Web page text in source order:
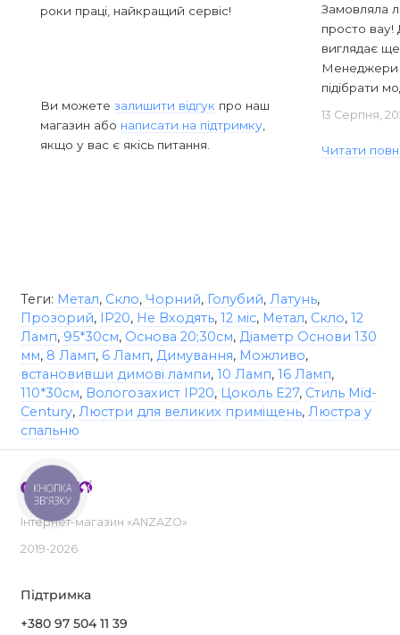
роки праці, найкращий сервіс!
Ви можете залишити відгук про наш
магазин або написати на підтримку
якщо у вас є якісь питання.
Замовляла
просто вау!
виглядає
Менеджери
підібрати
13 Серпня,
Читати
Теги: Метал, Скло, Чорний, Голубий, Латунь,
Прозорий, IP20, Не Входять, 12 міс, Метал, Скло, 12
Ламп, 95*30см, Основа 20;30см, Діаметр Основи 130
мм, 8 Ламп, 6 Ламп, Димування, Можливо,
встановивши димові лампи, 10 Ламп, 16 Ламп,
110*30см, Вологозахист IP20, Цоколь E27, Стиль Mid-
Century, Люстри для великих приміщень, Люстра у
спальню
Інтернет-магазин «ANZAZO»
2019-2026
Підтримка
+380 97 504 11 39
КНОПКА
ЗВ'ЯЗКУ